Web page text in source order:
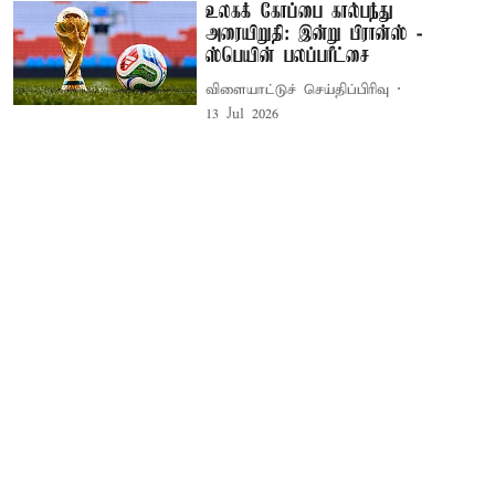
உலகக் கோப்பை கால்பந்து
அரையிறுதி: இன்று பிரான்ஸ் -
ஸ்பெயின் பலப்பரீட்சை
விளையாட்டுச் செய்திப்பிரிவு
13 Jul 2026